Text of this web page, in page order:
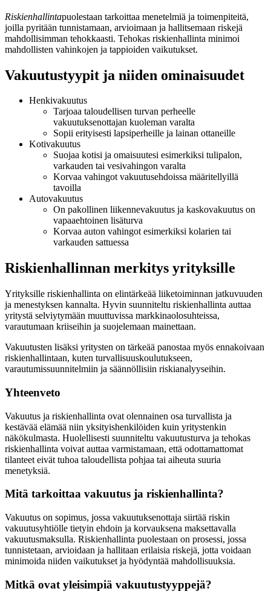
Riskienhallintapuolestaan tarkoittaa menetelmiä ja toimenpiteitä,
joilla pyritään tunnistamaan, arvioimaan ja hallitsemaan riskejä
mahdollisimman tehokkaasti. Tehokas riskienhallinta minimoi
mahdollisten vahinkojen ja tappioiden vaikutukset.
Vakuutustyypit ja niiden ominaisuudet
Henkivakuutus
Tarjoaa taloudellisen turvan perheelle
vakuutuksenottajan kuoleman varalta
Sopii erityisesti lapsiperheille ja lainan ottaneille
Kotivakuutus
Suojaa kotisi ja omaisuutesi esimerkiksi tulipalon,
varkauden tai vesivahingon varalta
Korvaa vahingot vakuutusehdoissa määritellyillä
tavoilla
Autovakuutus
On pakollinen liikennevakuutus ja kaskovakuutus on
vapaaehtoinen lisäturva
Korvaa auton vahingot esimerkiksi kolarien tai
varkauden sattuessa
Riskienhallinnan merkitys yrityksille
Yrityksille riskienhallinta on elintärkeää liiketoiminnan jatkuvuuden
ja menestyksen kannalta. Hyvin suunniteltu riskienhallinta auttaa
yritystä selviytymään muuttuvissa markkinaolosuhteissa,
varautumaan kriiseihin ja suojelemaan mainettaan.
Vakuutusten lisäksi yritysten on tärkeää panostaa myös ennakoivaan
riskienhallintaan, kuten turvallisuuskoulutukseen,
varautumissuunnitelmiin ja säännöllisiin riskianalyyseihin.
Yhteenveto
Vakuutus ja riskienhallinta ovat olennainen osa turvallista ja
kestävää elämää niin yksityishenkilöiden kuin yritystenkin
näkökulmasta. Huolellisesti suunniteltu vakuutusturva ja tehokas
riskienhallinta voivat auttaa varmistamaan, että odottamattomat
tilanteet eivät tuhoa taloudellista pohjaa tai aiheuta suuria
menetyksiä.
Mitä tarkoittaa vakuutus ja riskienhallinta?
Vakuutus on sopimus, jossa vakuutuksenottaja siirtää riskin
vakuutusyhtiölle tietyin ehdoin ja korvauksena maksettavalla
vakuutusmaksulla. Riskienhallinta puolestaan on prosessi, jossa
tunnistetaan, arvioidaan ja hallitaan erilaisia riskejä, jotta voidaan
minimoida niiden vaikutukset ja hyödyntää mahdollisuuksia.
Mitkä ovat yleisimpiä vakuutustyyppejä?